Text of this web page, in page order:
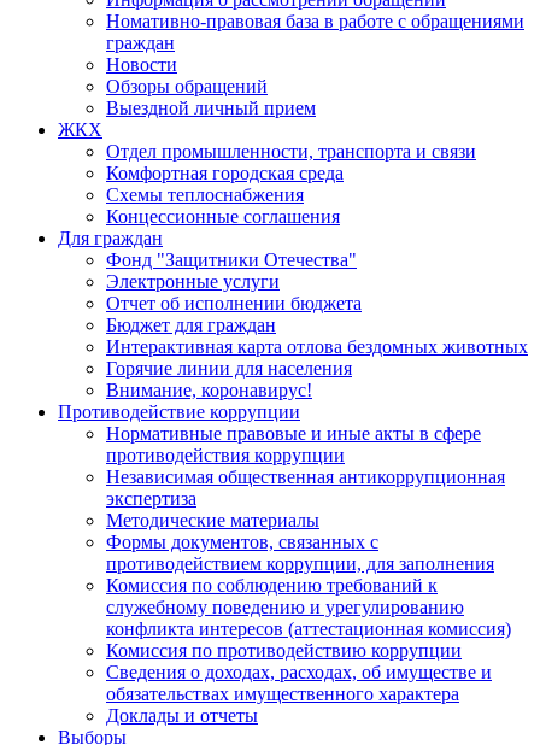
Номативно-правовая база в работе с обращениями
граждан
Новости
Обзоры обращений
Выездной личный прием
ЖКХ
Отдел промышленности, транспорта и связи
Комфортная городская среда
Схемы теплоснабжения
Концессионные соглашения
Для граждан
Фонд "Защитники Отечества"
Электронные услуги
Отчет об исполнении бюджета
Бюджет для граждан
Интерактивная карта отлова бездомных животных
Горячие линии для населения
Внимание, коронавирус!
Противодействие коррупции
Нормативные правовые и иные акты в сфере
противодействия коррупции
Независимая общественная антикоррупционная
экспертиза
Методические материалы
Формы документов, связанных с
противодействием коррупции, для заполнения
Комиссия по соблюдению требований к
служебному поведению и урегулированию
конфликта интересов (аттестационная комиссия)
Комиссия по противодействию коррупции
Сведения о доходах, расходах, об имуществе и
обязательствах имущественного характера
Доклады и отчеты
Выборы